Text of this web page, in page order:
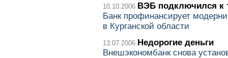
10.10.2006 ВЭБ подключился к
Банк профинансирует
в Курганской области
13.07.2006 Недорогие деньги
Внешэкономбанк снова